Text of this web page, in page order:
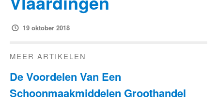
19 oktober 2018
MEER ARTIKELEN
De Voordelen Van Een
Schoonmaakmiddelen Groothandel